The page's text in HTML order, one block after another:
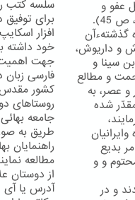
عفو و
گذشتهءآن
و داریوش،
سینا و
و مطالع
عصر، به
شده
بدیع
و و
و در
سلسه کتب
برای توفیق
افزار
خود داشته
جهت اهمیت
فارسی
کشور مقدس
روستاهای
جامعه
طریق به
راهنمایان
مطالعه
از دوستان
آدرس یا